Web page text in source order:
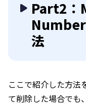
Part2：
法
ここで紹介した方法
て削除した場合でも